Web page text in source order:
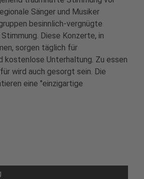
Weihnachtsmarkt Hagen
Sänger und Musiker
besinnlich-vergnügte
Diese Konzerte, in
sorgen täglich für
kostenlose Unterhaltung. Zu essen
wird auch gesorgt sein. Die
eine "einzigartige